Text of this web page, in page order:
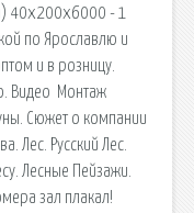
40x200x6000 - 1
по Ярославлю и
и в розницу.
Видео Монтаж
Сюжет о компании
Лес. Русский Лес.
Лесные Пейзажи.
зал плакал!